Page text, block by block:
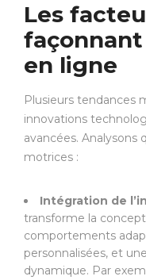
Les
façonnant
en ligne
Plusieurs tendances
innovations
avancées. Analysons
motrices :
Intégration de
transforme la
comportements
personnalisées, et
dynamique. Par